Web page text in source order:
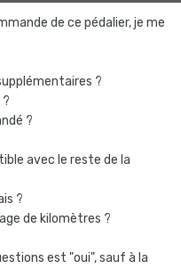
de ce pédalier, je me
?
?
avec le reste de la
?
de kilomètres ?
est "oui", sauf à la